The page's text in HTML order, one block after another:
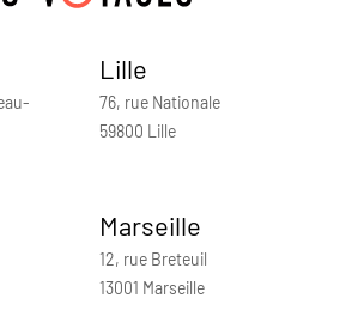
Lille
76, rue Nationale
59800 Lille
Marseille
12, rue Breteuil
13001 Marseille